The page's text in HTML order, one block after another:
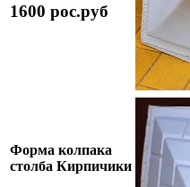
1600 рос.руб
Форма колпака
столба Кирпичики